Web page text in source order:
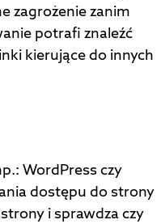
zagrożenie zanim
potrafi znaleźć
kierujące do innych
WordPress czy
dostępu do strony
i sprawdza czy